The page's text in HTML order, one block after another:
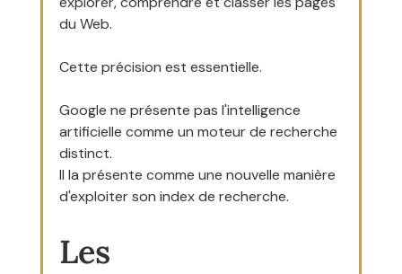
du Web.
Cette précision est essentielle.
Google ne présente pas l'intelligence
artificielle comme un moteur de recherche
distinct.
Il la présente comme une nouvelle manière
d'exploiter son index de recherche.
Les